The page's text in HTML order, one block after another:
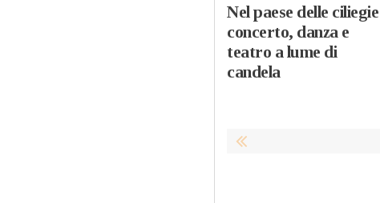
Nel paese delle ciliegie
concerto, danza e
teatro a lume di
candela